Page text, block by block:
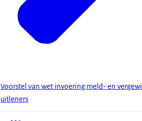
Voorstel van wet invoering meld- en
uitleners